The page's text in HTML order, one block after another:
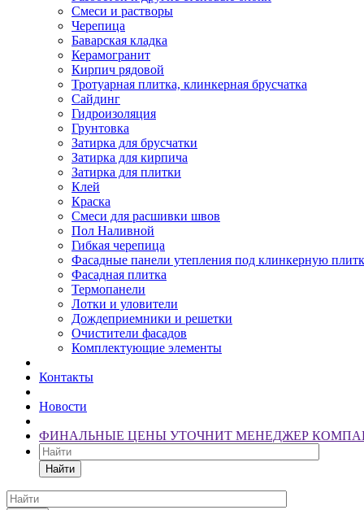
Смеси и растворы
Черепица
Баварская кладка
Керамогранит
Кирпич рядовой
Тротуарная плитка, клинкерная брусчатка
Сайдинг
Гидроизоляция
Грунтовка
Затирка для брусчатки
Затирка для кирпича
Затирка для плитки
Клей
Краска
Смеси для расшивки швов
Пол Наливной
Гибкая черепица
Фасадные панели утепления под клинкерную
Фасадная плитка
Термопанели
Лотки и уловители
Дождеприемники и решетки
Очистители фасадов
Комплектующие элементы
Контакты
Новости
ФИНАЛЬНЫЕ ЦЕНЫ УТОЧНИТ МЕНЕДЖЕР
Найти